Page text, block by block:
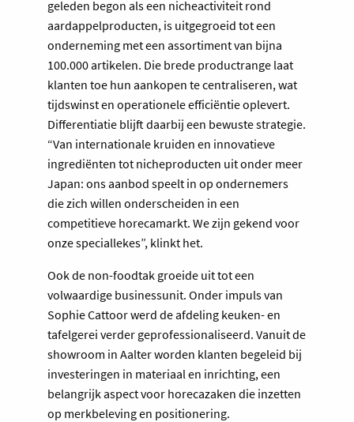
geleden begon als een nicheactiviteit rond
aardappelproducten, is uitgegroeid tot een
onderneming met een assortiment van bijna
100.000 artikelen. Die brede productrange laat
klanten toe hun aankopen te centraliseren, wat
tijdswinst en operationele efficiëntie oplevert.
Differentiatie blijft daarbij een bewuste strategie.
“Van internationale kruiden en innovatieve
ingrediënten tot nicheproducten uit onder meer
Japan: ons aanbod speelt in op ondernemers
die zich willen onderscheiden in een
competitieve horecamarkt. We zijn gekend voor
onze speciallekes”, klinkt het.
Ook de non-foodtak groeide uit tot een
volwaardige businessunit. Onder impuls van
Sophie Cattoor werd de afdeling keuken- en
tafelgerei verder geprofessionaliseerd. Vanuit de
showroom in Aalter worden klanten begeleid bij
investeringen in materiaal en inrichting, een
belangrijk aspect voor horecazaken die inzetten
op merkbeleving en positionering.